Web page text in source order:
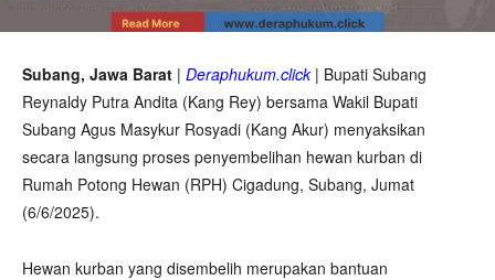
Subang, Jawa Barat | Deraphukum.click| Bupati Subang
Reynaldy Putra Andita (Kang Rey) bersama Wakil Bupati
Subang Agus Masykur Rosyadi (Kang Akur) menyaksikan
secara langsung proses penyembelihan hewan kurban di
Rumah Potong Hewan (RPH) Cigadung, Subang, Jumat
(6/6/2025).
Hewan kurban yang disembelih merupakan bantuan